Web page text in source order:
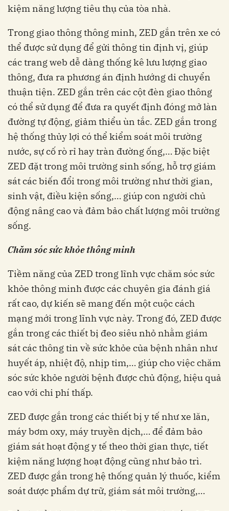
kiệm năng lượng tiêu thụ của tòa nhà.
Trong giao thông thông minh, ZED gắn trên xe có
thể được sử dụng để gửi thông tin định vị, giúp
các trang web dễ dàng thống kê lưu lượng giao
thông, đưa ra phương án định hướng di chuyển
thuận tiện. ZED gắn trên các cột đèn giao thông
có thể sử dụng để đưa ra quyết định đóng mở làn
đường tự động, giảm thiểu ùn tắc. ZED gắn trong
hệ thống thủy lợi có thể kiểm soát môi trường
nước, sự cố rò rỉ hay tràn đường ống,… Đặc biệt
ZED đặt trong môi trường sinh sống, hỗ trợ giám
sát các biến đổi trong môi trường như thời gian,
sinh vật, điều kiện sống,… giúp con người chủ
động nâng cao và đảm bảo chất lượng môi trường
sống.
Chăm sóc sức khỏe thông minh
Tiềm năng của ZED trong lĩnh vực chăm sóc sức
khỏe thông minh được các chuyên gia đánh giá
rất cao, dự kiến sẽ mang đến một cuộc cách
mạng mới trong lĩnh vực này. Trong đó, ZED được
gắn trong các thiết bị đeo siêu nhỏ nhằm giám
sát các thông tin về sức khỏe của bệnh nhân như
huyết áp, nhiệt độ, nhịp tim,… giúp cho việc chăm
sóc sức khỏe người bệnh được chủ động, hiệu quả
cao với chi phí thấp.
ZED được gắn trong các thiết bị y tế như xe lăn,
máy bơm oxy, máy truyền dịch,… để đảm bảo
giám sát hoạt động y tế theo thời gian thực, tiết
kiệm năng lượng hoạt động cũng như bảo trì.
ZED được gắn trong hệ thống quản lý thuốc, kiểm
soát dược phẩm dự trữ, giám sát môi trường,…